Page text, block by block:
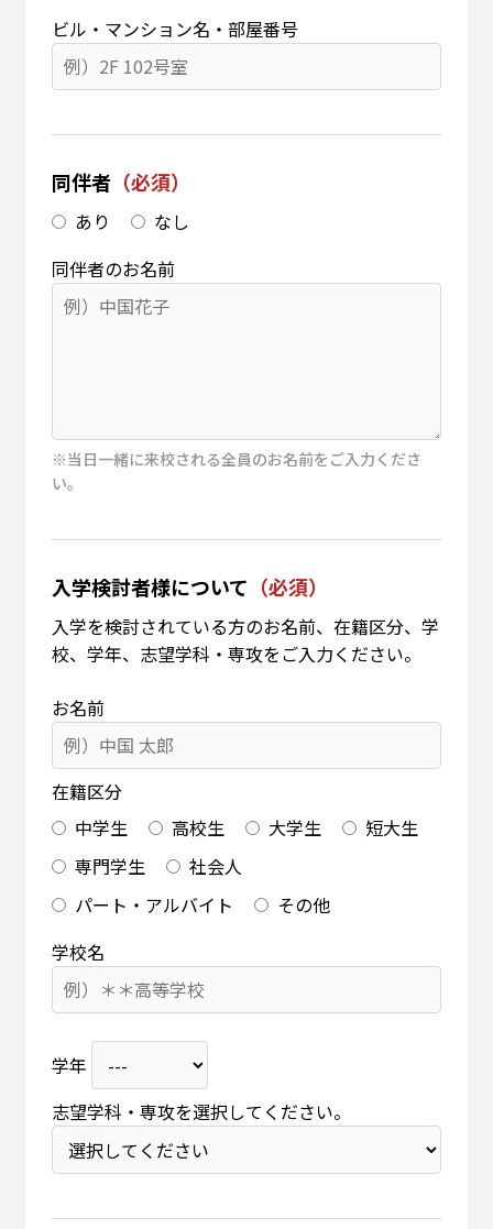
ビル・マンション名・部屋番号
同伴者 （必須）
あり
なし
同伴者のお名前
※当日一緒に来校される全員のお名前をご入力くださ
い。
入学検討者様について （必須）
入学を検討されている方のお名前、在籍区分、学
校、学年、志望学科・専攻をご入力ください。
お名前
在籍区分
中学生
高校生 大学生
短大生
専門学生
社会人
パート・アルバイト
その他
学校名
学年
志望学科・専攻を選択してください。